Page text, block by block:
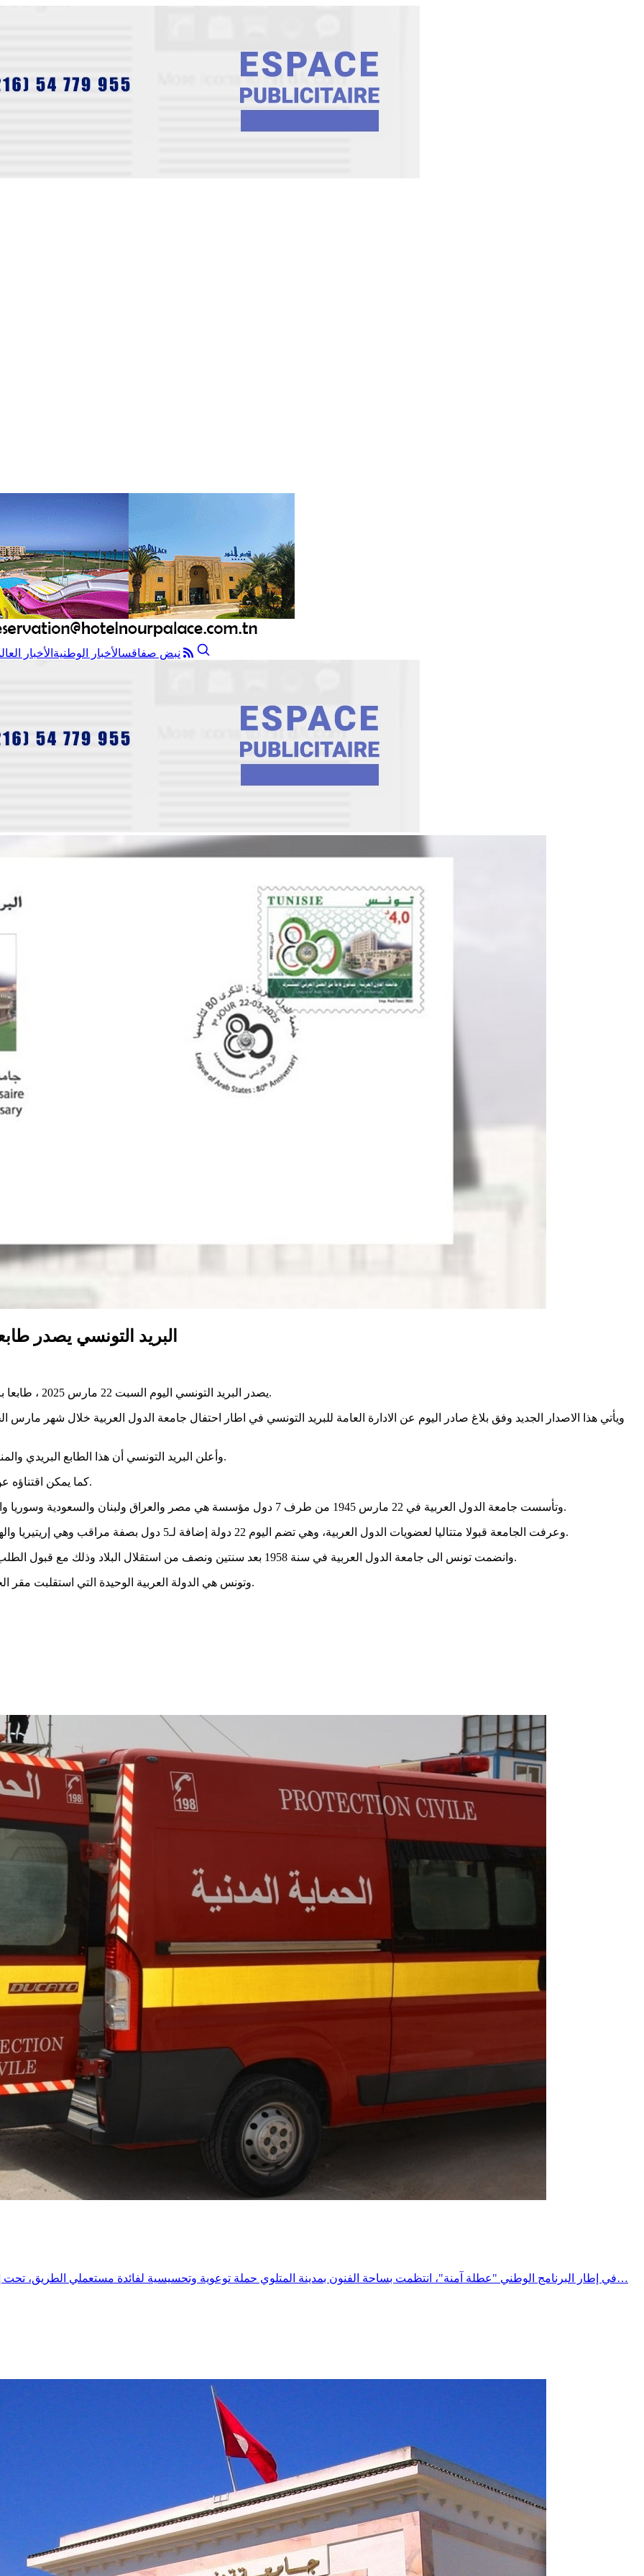
نبض صفاقسالأخبار الوطنية الأخبار
البريد التونسي يصدر
يصدر البريد التونسي اليوم السبت 22 مارس 2025 ، طابعا بريديا يحمل صورة لمقر جامعة الدول العربية بالقاهرة وشعار الثمانينية.
وأعلن البريد التونسي أن هذا الطابع البريدي والمنتوجات المتصلة به ستعرض للبيع ابتداء من يوم غد بجميع مكاتب البريد.
كما يمكن اقتناؤه عن بعد عبر الانترنات من خلال النفاذ إلى موقع البريد، وفق المصدر ذاته.
وتأسست جامعة الدول العربية في 22 مارس 1945 من طرف 7 دول مؤسسة هي مصر والعراق ولبنان والسعودية وسوريا والأردن. وقد تكوّنت الجامعة رسميا قبل تأسيس الأمم المتحدة بـ6 أشهر.
وعرفت الجامعة قبولا متتاليا لعضويات الدول العربية، وهي تضم اليوم 22 دولة إضافة لـ5 دول بصفة مراقب وهي إريتيريا والهند والبرازيل وفنزويلا وأرمينيا . ويقع المقر الرسمي للجامعة في مصر.
وانضمت تونس الى جامعة الدول العربية في سنة 1958 بعد سنتين ونصف من استقلال البلاد وذلك مع قبول الطلب المغربي في نفس اليوم، أيضا، ضمن التوسيع الثالث لأعضاء الجامعة.
وتونس هي الدولة العربية الوحيدة التي استقلبت مقر الجامعة العربية في غير مقرها التاريخي في مصر وذلك بين 1979 و1990.
في إطار البرنامج الوطني "عطلة آمنة"، انتظمت بساحة الفنون بمدينة المتلوي حملة توعوية وتحسيسية لفائدة مستعملي الطريق، تحت إشراف السيد معتمد المتلوي، وبمشاركة مختلف الهياكل المتدخلة في…